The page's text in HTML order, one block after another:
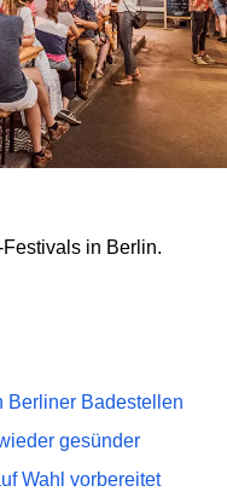
in Berlin.
Berliner Badestellen
gesünder
Wahl vorbereitet